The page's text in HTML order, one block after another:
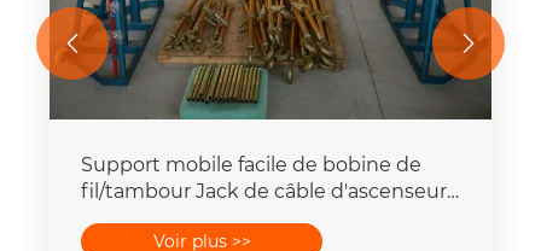
Support mobile facile de bobine de
fil/tambour Jack de câble d'ascenseur
5 - 20 tonnes
Voir plus >>
 